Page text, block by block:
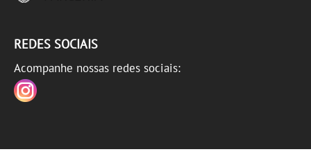
REDES SOCIAIS
Acompanhe nossas redes sociais: